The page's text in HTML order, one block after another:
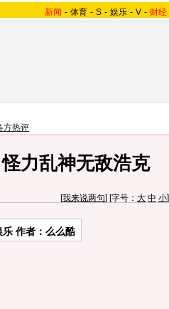
新闻 - 体育 - S - 娱乐 - V - 财经
方热评
力乱神无敌浩克
[我来说两句] [字号： 大 中 小]
作者：么么酷